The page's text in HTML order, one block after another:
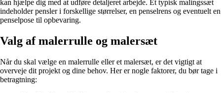
kan hjælpe dig med at udføre detaljeret arbejde. Et typisk malingssæt
indeholder pensler i forskellige størrelser, en penselrens og eventuelt en
penselpose til opbevaring.
Valg af malerrulle og malersæt
Når du skal vælge en malerrulle eller et malersæt, er det vigtigt at
overveje dit projekt og dine behov. Her er nogle faktorer, du bør tage i
betragtning: